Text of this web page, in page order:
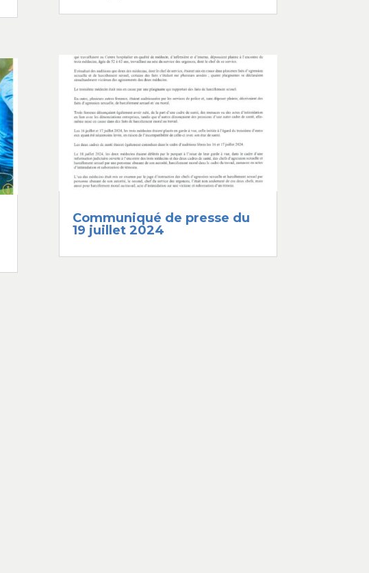
Communiqué de presse du
19 juillet 2024